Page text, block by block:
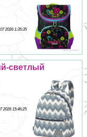
2026 1:35:35
светлый
2026 15:46:25